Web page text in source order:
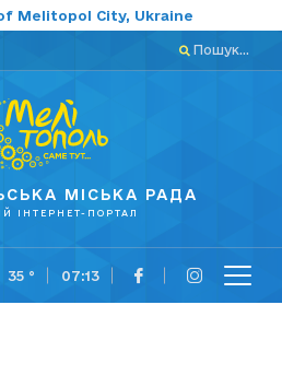
Melitopol City, Ukraine
Пошук...
МІСЬКА РАДА
ІНТЕРНЕТ-ПОРТАЛ
35 ° 07:13